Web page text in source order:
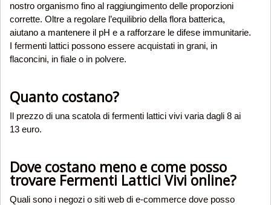
nostro organismo fino al raggiungimento delle proporzioni
corrette. Oltre a regolare l’equilibrio della flora batterica,
aiutano a mantenere il pH e a rafforzare le difese immunitarie.
I fermenti lattici possono essere acquistati in grani, in
flaconcini, in fiale o in polvere.
Quanto costano?
Il prezzo di una scatola di fermenti lattici vivi varia dagli 8 ai
13 euro.
Dove costano meno e come posso
trovare Fermenti Lattici Vivi online?
Quali sono i negozi o siti web di e-commerce dove posso